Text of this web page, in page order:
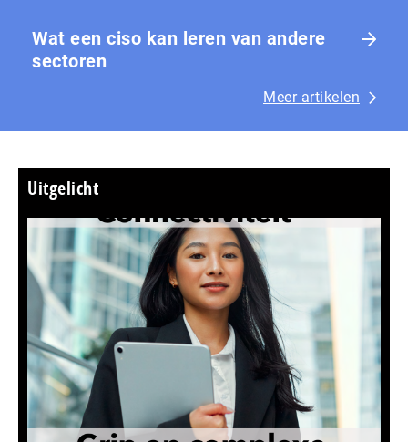
Wat een ciso kan leren van andere
sectoren
Meer artikelen
Uitgelicht